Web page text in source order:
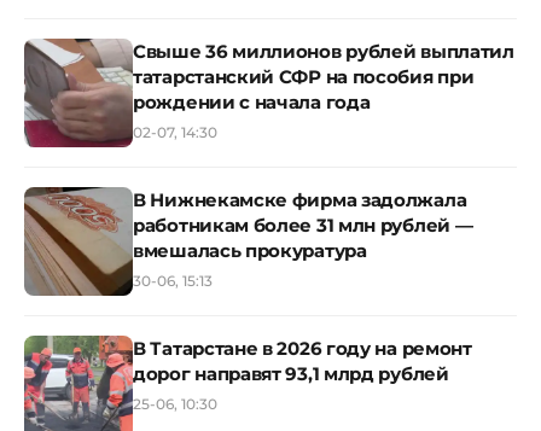
Свыше 36 миллионов рублей выплатил
татарстанский СФР на пособия при
рождении с начала года
02-07, 14:30
В Нижнекамске фирма задолжала
работникам более 31 млн рублей —
вмешалась прокуратура
30-06, 15:13
В Татарстане в 2026 году на ремонт
дорог направят 93,1 млрд рублей
25-06, 10:30